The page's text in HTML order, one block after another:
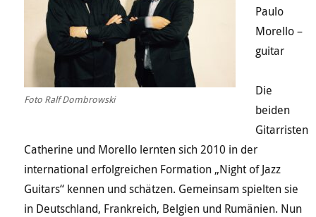
Foto Ralf Dombrowski
Paulo
Morello –
guitar
Die
beiden
Gitarristen
Catherine und Morello lernten sich 2010 in der
international erfolgreichen Formation „Night of Jazz
Guitars“ kennen und schätzen. Gemeinsam spielten sie
in Deutschland, Frankreich, Belgien und Rumänien. Nun